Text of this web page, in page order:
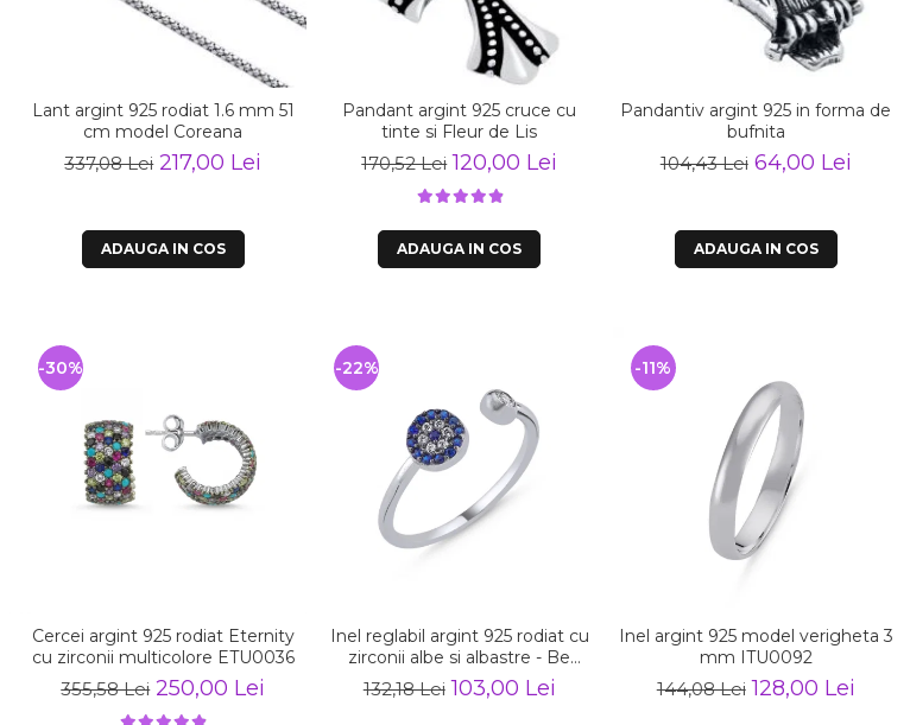
Lant argint 925 rodiat 1.6 mm 51
cm model Coreana
337,08 Lei 217,00 Lei
ADAUGA IN COS
Pandant argint 925 cruce cu
tinte si Fleur de Lis
170,52 Lei 120,00 Lei
ADAUGA IN COS
Pandantiv argint 925 in forma de
bufnita
104,43 Lei 64,00 Lei
ADAUGA IN COS
Cercei argint 925 rodiat Eternity
cu zirconii multicolore ETU0036
355,58 Lei 250,00 Lei
-30%
Inel reglabil argint 925 rodiat cu
zirconii albe si albastre - Be
Elegant ITU0109
132,18 Lei 103,00 Lei
-22%
Inel argint 925 model verigheta 3
mm ITU0092
144,08 Lei 128,00 Lei
-11%